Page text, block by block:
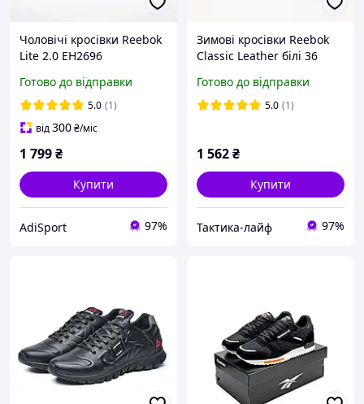
Чоловічі кросівки Reebok
Lite 2.0 EH2696
Готово до відправки
5.0 (1)
від300₴/міс
1 799₴
Купити
AdiSport 97%
Зимові кросівки Reebok
Classic Leather білі 36
Готово до відправки
5.0 (1)
1 562₴
Купити
Тактика-лайф 97%